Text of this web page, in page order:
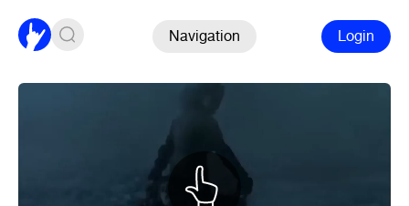
Navigation Login